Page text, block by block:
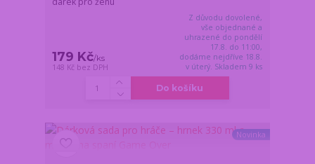
179 Kč/ks
148 Kč bez DPH
Z důvodu dovolené,
vše objednané a
uhrazené do pondělí
17.8. do 11:00,
dodáme nejdříve 18.8.
v úterý. Skladem 9 ks
Do košíku
Novinka